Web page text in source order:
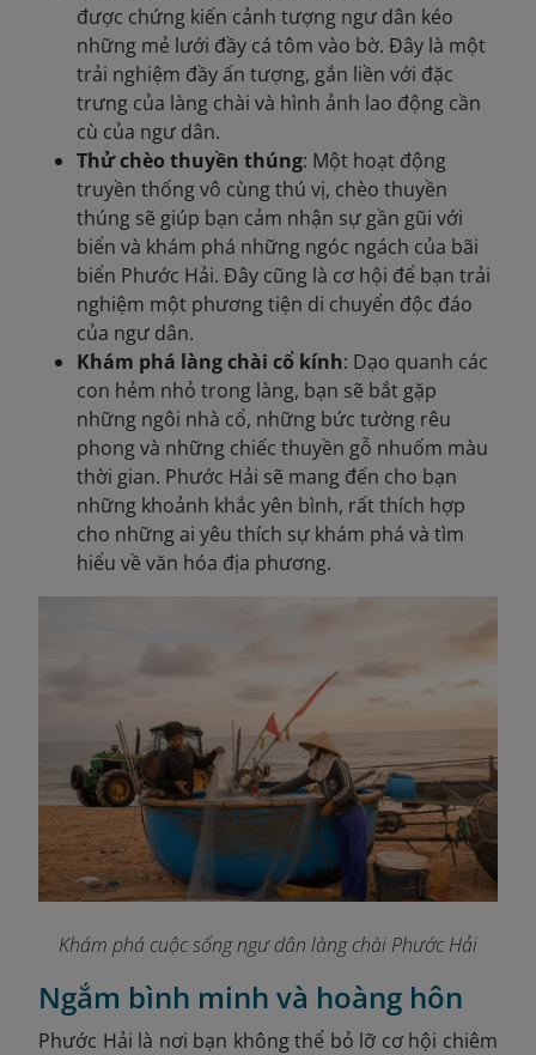
được chứng kiến cảnh tượng ngư dân kéo
những mẻ lưới đầy cá tôm vào bờ. Đây là một
trải nghiệm đầy ấn tượng, gắn liền với đặc
trưng của làng chài và hình ảnh lao động cần
cù của ngư dân.
Thử chèo thuyền thúng: Một hoạt động
truyền thống vô cùng thú vị, chèo thuyền
thúng sẽ giúp bạn cảm nhận sự gần gũi với
biển và khám phá những ngóc ngách của bãi
biển Phước Hải. Đây cũng là cơ hội để bạn trải
nghiệm một phương tiện di chuyển độc đáo
của ngư dân.
Khám phá làng chài cổ kính: Dạo quanh các
con hẻm nhỏ trong làng, bạn sẽ bắt gặp
những ngôi nhà cổ, những bức tường rêu
phong và những chiếc thuyền gỗ nhuốm màu
thời gian. Phước Hải sẽ mang đến cho bạn
những khoảnh khắc yên bình, rất thích hợp
cho những ai yêu thích sự khám phá và tìm
hiểu về văn hóa địa phương.
Khám phá cuộc sống ngư dân làng chài Phước Hải
Ngắm bình minh và hoàng hôn
Phước Hải là nơi bạn không thể bỏ lỡ cơ hội chiêm